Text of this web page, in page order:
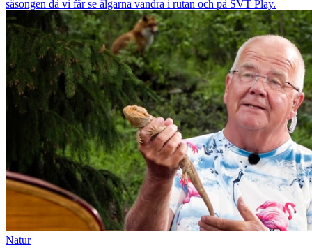
säsongen då vi får se älgarna vandra i rutan och på SVT Play.
Natur